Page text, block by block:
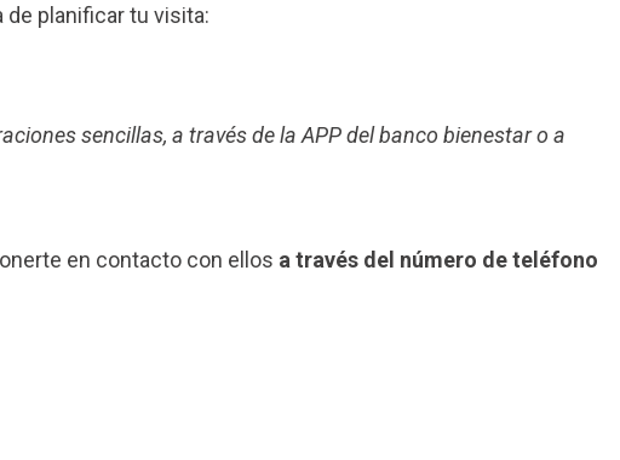
de planificar tu visita:
sencillas, a través de la APP del banco bienestar o a
en contacto con ellos a través del número de teléfono